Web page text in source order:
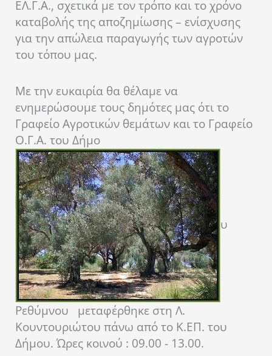
ΕΛ.Γ.Α., σχετικά με τον τρόπο και το χρόνο
καταβολής της αποζημίωσης – ενίσχυσης
για την απώλεια παραγωγής των αγροτών
του τόπου μας.
Με την ευκαιρία θα θέλαμε να
ενημερώσουμε τους δημότες μας ότι το
Γραφείο Αγροτικών θεμάτων και το Γραφείο
Ο.Γ.Α. του Δήμο
υ
Ρεθύμνου
μεταφέρθηκε στη Λ.
Κουντουριώτου πάνω από το Κ.ΕΠ. του
Δήμου. Ώρες κοινού : 09.00 - 13.00.